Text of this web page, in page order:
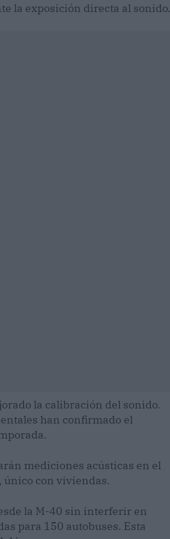
la exposición directa al sonido.
la calibración del sonido.
han confirmado el
mediciones acústicas en el
único con viviendas.
la M-40 sin interferir en
para 150 autobuses. Esta